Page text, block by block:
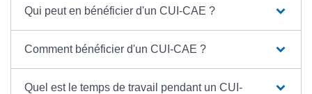
Qui peut en bénéficier d'un CUI-CAE ?
Comment bénéficier d'un CUI-CAE ?
Quel est le temps de travail pendant un CUI-